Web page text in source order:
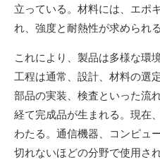
立っている。材料には、エポ
れ、強度と耐熱性が求められる
これにより、製品は多様な環
工程は通常、設計、材料の選
部品の実装、検査といった流
経て完成品が生まれる。現在
わたる。通信機器、コンピュ
切れないほどの分野で使用さ